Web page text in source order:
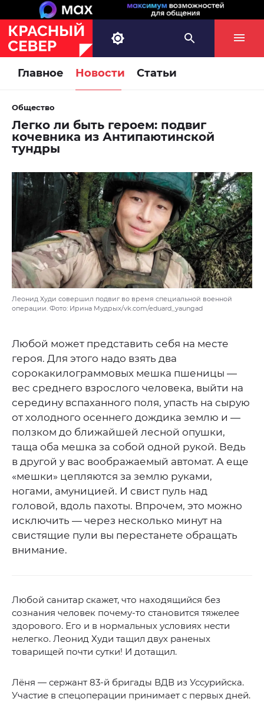
Главное Новости Статьи
Общество
Легко ли быть героем: подвиг
кочевника из Антипаютинской
тундры
Леонид Худи совершил подвиг во время специальной военной
операции. Фото: Ирина Мудрых/vk.com/eduard_yaungad
Любой может представить себя на месте
героя. Для этого надо взять два
сорокакилограммовых мешка пшеницы —
вес среднего взрослого человека, выйти на
середину вспаханного поля, упасть на сырую
от холодного осеннего дождика землю и —
ползком до ближайшей лесной опушки,
таща оба мешка за собой одной рукой. Ведь
в другой у вас воображаемый автомат. А еще
«мешки» цепляются за землю руками,
ногами, амуницией. И свист пуль над
головой, вдоль пахоты. Впрочем, это можно
исключить — через несколько минут на
свистящие пули вы перестанете обращать
внимание.
Любой санитар скажет, что находящийся без
сознания человек почему-то становится тяжелее
здорового. Его и в нормальных условиях нести
нелегко. Леонид Худи тащил двух раненых
товарищей почти сутки! И дотащил.
Лёня — сержант 83-й бригады ВДВ из Уссурийска.
Участие в спецоперации принимает с первых дней.